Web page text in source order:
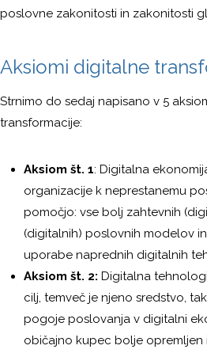
poslovne zakonitosti in zakonitosti
Aksiomi digitalne
Strnimo do sedaj napisano v 5
transformacije:
Aksiom št. 1: Digitalna
organizacije k neprestanemu
pomočjo: vse bolj zahtevnih
(digitalnih) poslovnih modelov
uporabe naprednih digitalnih
Aksiom št. 2: Digitalna
cilj, temveč je njeno sredstvo,
pogoje poslovanja v digitalni
običajno kupec bolje opremljen